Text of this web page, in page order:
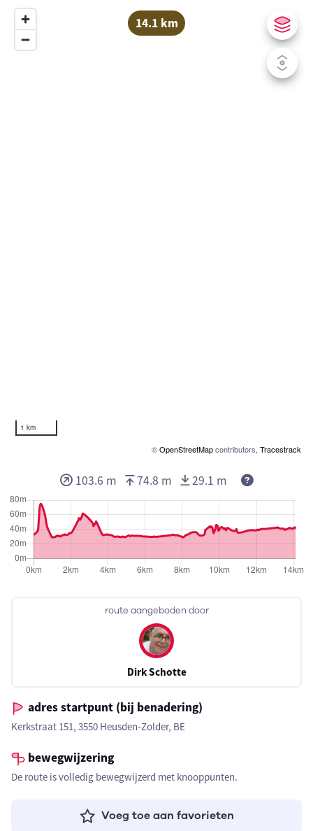
14.1 km
1 km
©OpenStreetMapcontributors, Tracestrack
route aangeboden door
Dirk Schotte
adres startpunt (bij benadering)
Kerkstraat 151, 3550 Heusden-Zolder, BE
bewegwijzering
De route is volledig bewegwijzerd met knooppunten.
Voeg toe aan favorieten
103.6 m 74.8 m 29.1 m